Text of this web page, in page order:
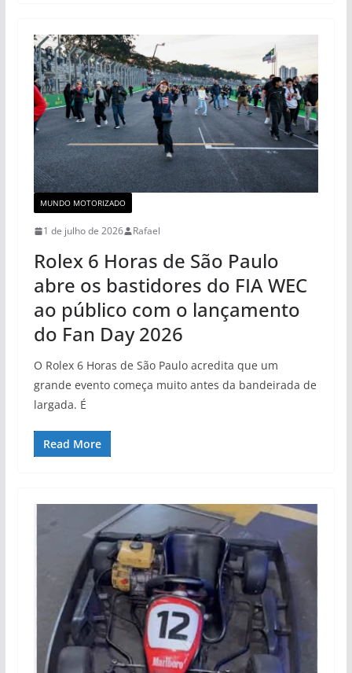
MUNDO MOTORIZADO
1 de julho de 2026 Rafael
Rolex 6 Horas de São Paulo
abre os bastidores do FIA WEC
ao público com o lançamento
do Fan Day 2026
O Rolex 6 Horas de São Paulo acredita que um
grande evento começa muito antes da bandeirada de
largada. É
Read More